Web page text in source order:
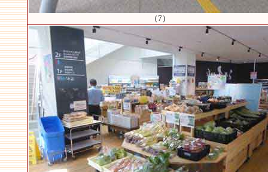
（7）